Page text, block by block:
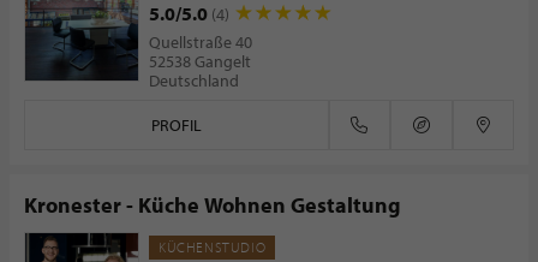
5.0/5.0 (4)
Quellstraße 40
52538 Gangelt
Deutschland
PROFIL
Kronester - Küche Wohnen Gestaltung
KÜCHENSTUDIO